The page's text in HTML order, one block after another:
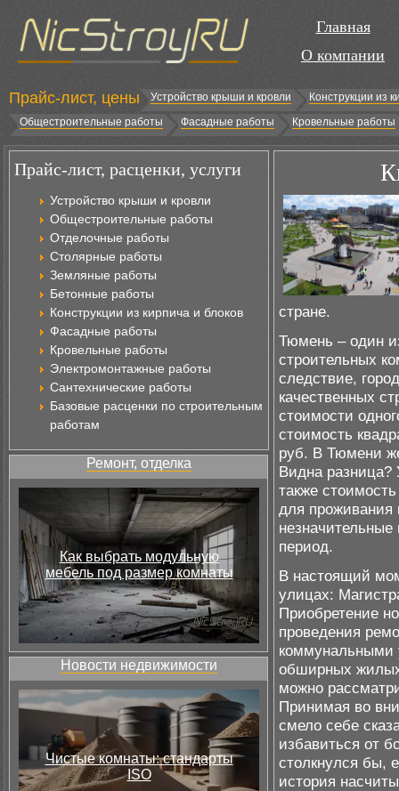
Главная
О компании
Прайс-лист, цены Устройство крыши и кровли
Конструкции из
Общестроительные работы
Фасадные работы Кровельные работы
Прайс-лист, расценки, услуги
Устройство крыши и кровли
Общестроительные работы
Отделочные работы
Столярные работы
Земляные работы
Бетонные работы
Конструкции из кирпича и блоков
Фасадные работы
Кровельные работы
Электромонтажные работы
Сантехнические работы
Базовые расценки по строительным
работам
Ремонт, отделка
Как выбрать модульную
мебель под размер комнаты
Новости недвижимости
Чистые комнаты: стандарты
ISO
стране.
Тюмень – один
строительных
следствие,
качественных
стоимости
стоимость
руб. В Тюмени
Видна разница?
также
для проживания
период.
В настоящий
улицах:
Приобретение
проведения
коммунальными
обширных
можно
Принимая во
смело себе
избавиться от
столкнулся бы,
история